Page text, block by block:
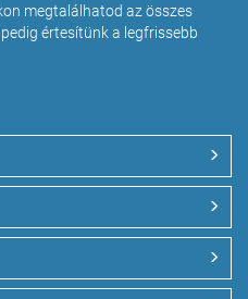
megtalálhatod az összes
értesítünk a legfrissebb